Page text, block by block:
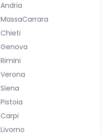
Andria
MassaCarrara
Chieti
Genova
Rimini
Verona
Siena
Pistoia
Carpi
Livorno